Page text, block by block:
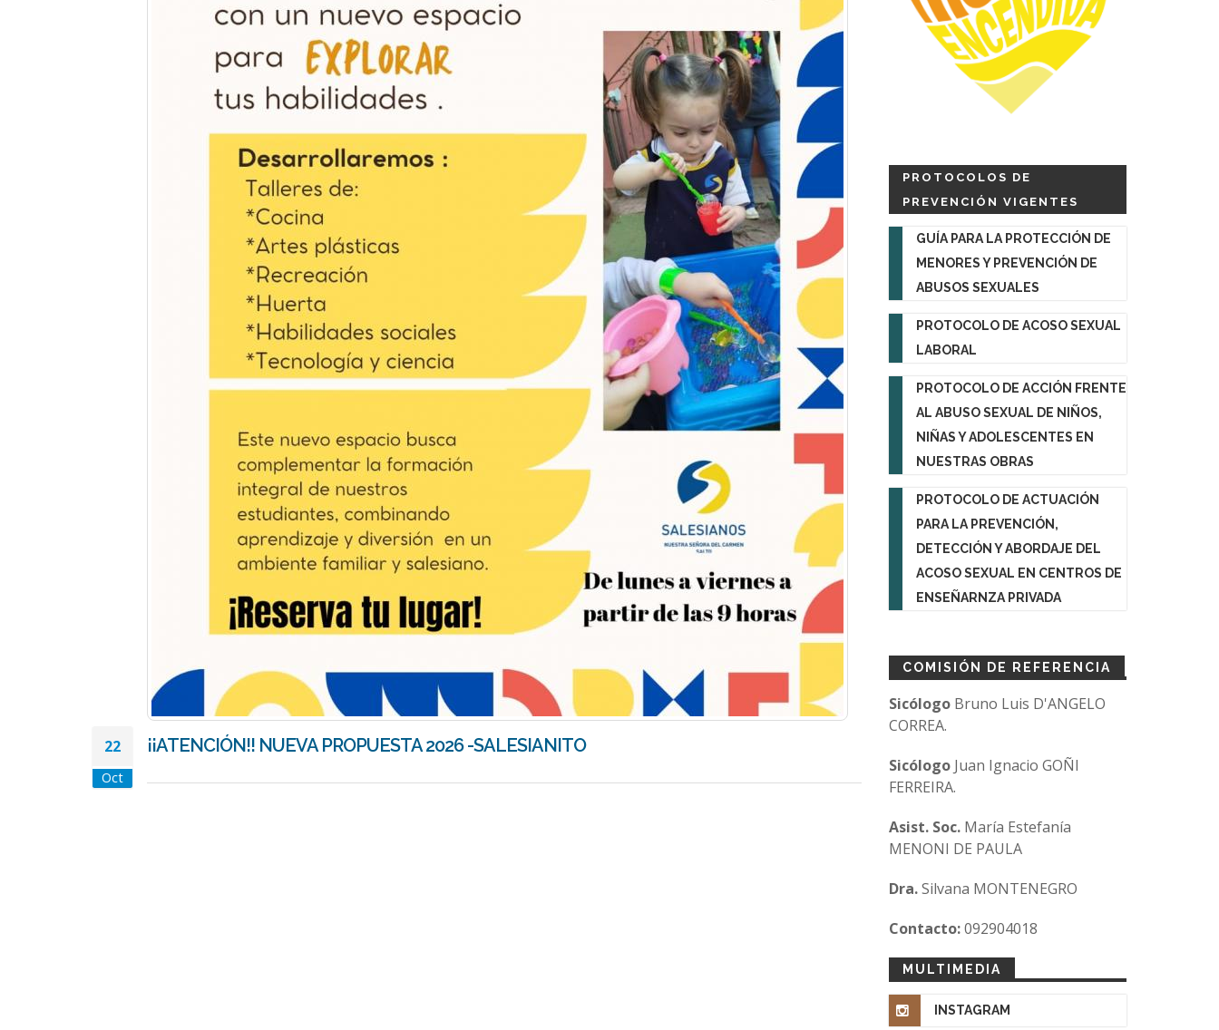
22
Oct
¡¡ATENCIÓN!! NUEVA PROPUESTA 2026 -SALESIANITO
PROTOCOLOS DE
PREVENCIÓN VIGENTES
GUÍA PARA LA PROTECCIÓN DE
MENORES Y PREVENCIÓN DE
ABUSOS SEXUALES
PROTOCOLO DE ACOSO SEXUAL
LABORAL
PROTOCOLO DE ACCIÓN FRENTE
AL ABUSO SEXUAL DE NIÑOS,
NIÑAS Y ADOLESCENTES EN
NUESTRAS OBRAS
PROTOCOLO DE ACTUACIÓN
PARA LA PREVENCIÓN,
DETECCIÓN Y ABORDAJE DEL
ACOSO SEXUAL EN CENTROS DE
ENSEÑARNZA PRIVADA
COMISIÓN DE REFERENCIA
SicólogoBruno Luis D'ANGELO
CORREA.
SicólogoJuan Ignacio GOÑI
FERREIRA.
Asist. Soc.María Estefanía
MENONI DE PAULA
Dra.Silvana MONTENEGRO
Contacto:092904018
MULTIMEDIA
INSTAGRAM